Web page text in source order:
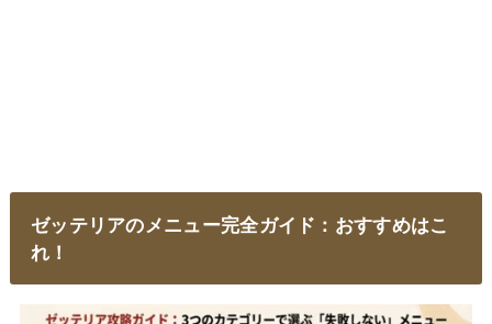
ゼッテリアのメニュー完全ガイド：おすすめはこ
れ！